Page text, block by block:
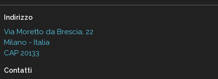
Indirizzo
Via Moretto da Brescia, 22
Milano - Italia
CAP 20133
Contatti